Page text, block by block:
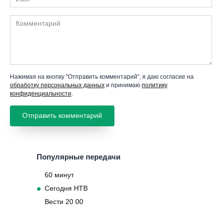
Комментарий
Нажимая на кнопку "Отправить комментарий", я даю согласие на
обработку персональных данных и принимаю политику
конфиденциальности
Популярные передачи
60 минут
Сегодня НТВ
Вести 20 00